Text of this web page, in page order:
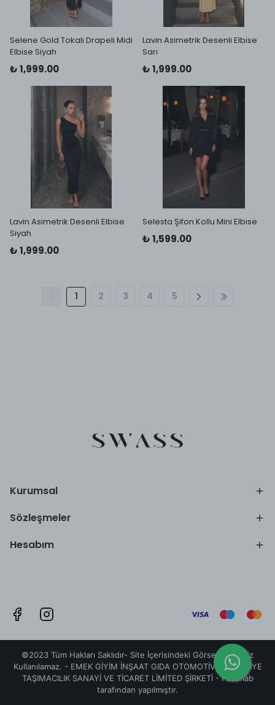
Selene Gold Tokalı Drapeli Midi
Elbise Siyah
₺ 1,999.00
Lavin Asimetrik Desenli Elbise
Sarı
₺ 1,999.00
Lavin Asimetrik Desenli Elbise
Siyah
₺ 1,999.00
Selesta Şifon Kollu Mini Elbise
₺ 1,599.00
1 2 3 4 5
Kurumsal
Sözleşmeler
Hesabım
©2023 Tüm Hakları Saklıdır- Site İçerisindeki Görseller İzinsiz
Kullanılamaz. - EMEK GİYİM İNŞAAT GIDA OTOMOTİV NALBURİYE
TAŞIMACILIK SANAYİ VE TİCARET LİMİTED ŞİRKETİ -Pazarlab
tarafından yapılmıştır.